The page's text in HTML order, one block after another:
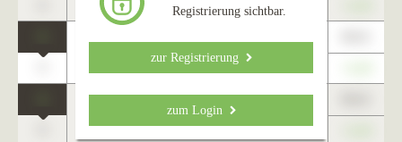
Registrierung sichtbar.
zur Registrierung
zum Login
Dorfen
Taufkirchen (bei München)